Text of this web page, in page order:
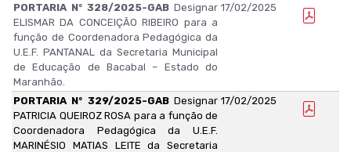
PORTARIA Nº 328/2025-GAB Designar
ELISMAR DA CONCEIÇÃO RIBEIRO para a
função de Coordenadora Pedagógica da
U.E.F. PANTANAL da Secretaria Municipal
de Educação de Bacabal – Estado do
Maranhão.
17/02/2025
PORTARIA Nº 329/2025-GAB Designar
PATRICIA QUEIROZ ROSA para a função de
Coordenadora Pedagógica da U.E.F.
MARINÉSIO MATIAS LEITE da Secretaria
17/02/2025